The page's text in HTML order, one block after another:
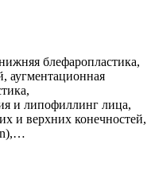
блефаропластика,
аугментационная
и липофиллинг лица,
и верхних конечностей,